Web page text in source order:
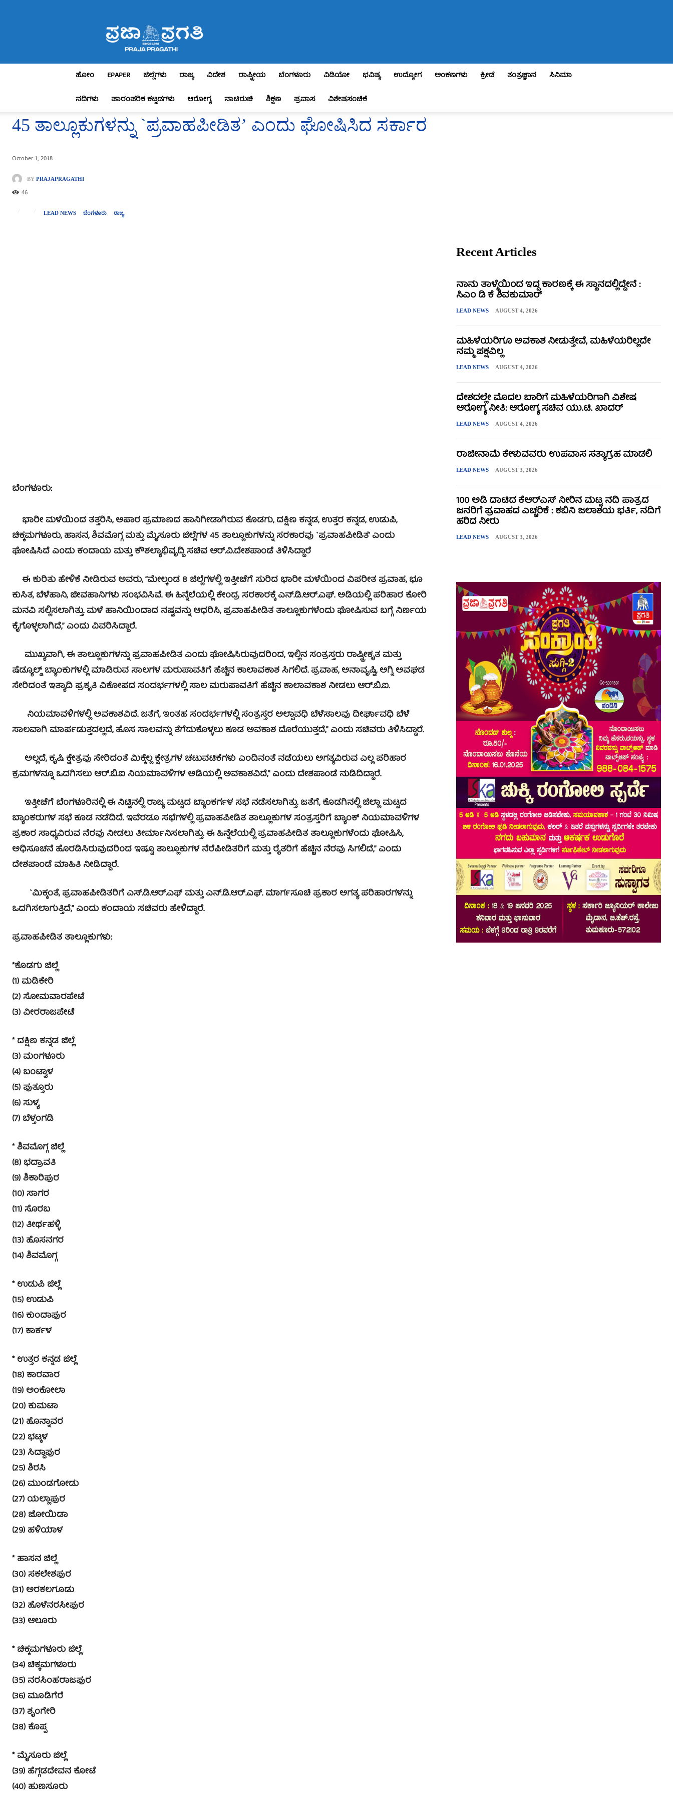
Pragathi
ಹೋಂ EPAPER ಜಿಲ್ಲೆಗಳು ರಾಜ್ಯ ವಿದೇಶ ರಾಷ್ಟ್ರೀಯ ಬೆಂಗಳೂರು ವಿಡಿಯೋ ಭವಿಷ್ಯ ಉದ್ಯೋಗ ಅಂಕಣಗಳು ಕ್ರೀಡೆ ತಂತ್ರಜ್ಞಾನ
ಸಿನಿಮಾ
ನದಿಗಳು
ಪಾರಂಪರಿಕ ಕಟ್ಟಡಗಳು ಆರೋಗ್ಯ ನಾಟಿರುಚಿ ಶಿಕ್ಷಣ ಪ್ರವಾಸ ವಿಶೇಷಸಂಚಿಕೆ
45 ತಾಲ್ಲೂಕುಗಳನ್ನು `ಪ್ರವಾಹಪೀಡಿತ’ ಎಂದು ಘೋಷಿಸಿದ ಸರ್ಕಾರ
October 1, 2018
BY PRAJAPRAGATHI
46
LEAD NEWS ಬೆಂಗಳೂರು ರಾಜ್ಯ
ಬೆಂಗಳೂರು:
ಭಾರೀ ಮಳೆಯಿಂದ ತತ್ತರಿಸಿ, ಅಪಾರ ಪ್ರಮಾಣದ ಹಾನಿಗೀಡಾಗಿರುವ ಕೊಡಗು, ದಕ್ಷಿಣ ಕನ್ನಡ, ಉತ್ತರ ಕನ್ನಡ, ಉಡುಪಿ,
ಚಿಕ್ಕಮಗಳೂರು, ಹಾಸನ, ಶಿವಮೊಗ್ಗ ಮತ್ತು ಮೈಸೂರು ಜಿಲ್ಲೆಗಳ 45 ತಾಲ್ಲೂಕುಗಳನ್ನು ಸರಕಾರವು `ಪ್ರವಾಹಪೀಡಿತ’ ಎಂದು
ಘೋಷಿಸಿದೆ ಎಂದು ಕಂದಾಯ ಮತ್ತು ಕೌಶಲ್ಯಾಭಿವೃದ್ಧಿ ಸಚಿವ ಆರ್.ವಿ.ದೇಶಪಾಂಡೆ ತಿಳಿಸಿದ್ದಾರೆ
ಈ ಕುರಿತು ಹೇಳಿಕೆ ನೀಡಿರುವ ಅವರು, “ಮೇಲ್ಕಂಡ 8 ಜಿಲ್ಲೆಗಳಲ್ಲಿ ಇತ್ತೀಚೆಗೆ ಸುರಿದ ಭಾರೀ ಮಳೆಯಿಂದ ವಿಪರೀತ ಪ್ರವಾಹ, ಭೂ
ಕುಸಿತ, ಬೆಳೆಹಾನಿ, ಜೀವಹಾನಿಗಳು ಸಂಭವಿಸಿವೆ. ಈ ಹಿನ್ನೆಲೆಯಲ್ಲಿ ಕೇಂದ್ರ ಸರಕಾರಕ್ಕೆ ಎನ್.ಡಿ.ಆರ್.ಎಫ್. ಅಡಿಯಲ್ಲಿ ಪರಿಹಾರ ಕೋರಿ
ಮನವಿ ಸಲ್ಲಿಸಲಾಗಿತ್ತು. ಮಳೆ ಹಾನಿಯಿಂದಾದ ನಷ್ಟವನ್ನು ಆಧರಿಸಿ, ಪ್ರವಾಹಪೀಡಿತ ತಾಲ್ಲೂಕುಗಳೆಂದು ಘೋಷಿಸುವ ಬಗ್ಗೆ ನಿರ್ಣಯ
ಕೈಗೊಳ್ಳಲಾಗಿದೆ,” ಎಂದು ವಿವರಿಸಿದ್ದಾರೆ.
ಮುಖ್ಯವಾಗಿ, ಈ ತಾಲ್ಲೂಕುಗಳನ್ನು ಪ್ರವಾಹಪೀಡಿತ ಎಂದು ಘೋಷಿಸಿರುವುದರಿಂದ, ಇಲ್ಲಿನ ಸಂತ್ರಸ್ತರು ರಾಷ್ಟ್ರೀಕೃತ ಮತ್ತು
ಷೆಡ್ಯೂಲ್ಡ್ ಬ್ಯಾಂಕುಗಳಲ್ಲಿ ಮಾಡಿರುವ ಸಾಲಗಳ ಮರುಪಾವತಿಗೆ ಹೆಚ್ಚಿನ ಕಾಲಾವಕಾಶ ಸಿಗಲಿದೆ. ಪ್ರವಾಹ, ಅನಾವೃಷ್ಟಿ, ಅಗ್ನಿ ಅವಘಡ
ಸೇರಿದಂತೆ ಇತ್ಯಾದಿ ಪ್ರಕೃತಿ ವಿಕೋಪದ ಸಂದರ್ಭಗಳಲ್ಲಿ ಸಾಲ ಮರುಪಾವತಿಗೆ ಹೆಚ್ಚಿನ ಕಾಲಾವಕಾಶ ನೀಡಲು ಆರ್.ಬಿ.ಐ.
ನಿಯಮಾವಳಿಗಳಲ್ಲಿ ಅವಕಾಶವಿದೆ. ಜತೆಗೆ, ಇಂತಹ ಸಂದರ್ಭಗಳಲ್ಲಿ ಸಂತ್ರಸ್ತರ ಅಲ್ಪಾವಧಿ ಬೆಳೆಸಾಲವು ದೀರ್ಘಾವಧಿ ಬೆಳೆ
ಸಾಲವಾಗಿ ಮಾರ್ಪಡುತ್ತದಲ್ಲದೆ, ಹೊಸ ಸಾಲವನ್ನು ತೆಗೆದುಕೊಳ್ಳಲು ಕೂಡ ಅವಕಾಶ ದೊರೆಯುತ್ತದೆ,” ಎಂದು ಸಚಿವರು ತಿಳಿಸಿದ್ದಾರೆ.
ಅಲ್ಲದೆ, ಕೃಷಿ ಕ್ಷೇತ್ರವು ಸೇರಿದಂತೆ ಮಿಕ್ಕೆಲ್ಲ ಕ್ಷೇತ್ರಗಳ ಚಟುವಟಿಕೆಗಳು ಎಂದಿನಂತೆ ನಡೆಯಲು ಅಗತ್ಯವಿರುವ ಎಲ್ಲ ಪರಿಹಾರ
ಕ್ರಮಗಳನ್ನೂ ಒದಗಿಸಲು ಆರ್.ಬಿ.ಐ ನಿಯಮಾವಳಿಗಳ ಅಡಿಯಲ್ಲಿ ಅವಕಾಶವಿದೆ,” ಎಂದು ದೇಶಪಾಂಡೆ ನುಡಿದಿದ್ದಾರೆ.
ಇತ್ತೀಚೆಗೆ ಬೆಂಗಳೂರಿನಲ್ಲಿ ಈ ನಿಟ್ಟಿನಲ್ಲಿ ರಾಜ್ಯ ಮಟ್ಟದ ಬ್ಯಾಂಕರ್ಗಳ ಸಭೆ ನಡೆಸಲಾಗಿತ್ತು. ಜತೆಗೆ, ಕೊಡಗಿನಲ್ಲಿ ಜಿಲ್ಲಾ ಮಟ್ಟದ
ಬ್ಯಾಂಕರುಗಳ ಸಭೆ ಕೂಡ ನಡೆದಿದೆ. ಇವೆರಡೂ ಸಭೆಗಳಲ್ಲಿ ಪ್ರವಾಹಪೀಡಿತ ತಾಲ್ಲೂಕುಗಳ ಸಂತ್ರಸ್ತರಿಗೆ ಬ್ಯಾಂಕ್ ನಿಯಮಾವಳಿಗಳ
ಪ್ರಕಾರ ಸಾಧ್ಯವಿರುವ ನೆರವು ನೀಡಲು ತೀರ್ಮಾನಿಸಲಾಗಿತ್ತು. ಈ ಹಿನ್ನೆಲೆಯಲ್ಲಿ ಪ್ರವಾಹಪೀಡಿತ ತಾಲ್ಲೂಕುಗಳೆಂದು ಘೋಷಿಸಿ,
ಅಧಿಸೂಚನೆ ಹೊರಡಿಸಿರುವುದರಿಂದ ಇಷ್ಟೂ ತಾಲ್ಲೂಕುಗಳ ನೆರೆಪೀಡಿತರಿಗೆ ಮತ್ತು ರೈತರಿಗೆ ಹೆಚ್ಚಿನ ನೆರವು ಸಿಗಲಿದೆ,” ಎಂದು
ದೇಶಪಾಂಡೆ ಮಾಹಿತಿ ನೀಡಿದ್ದಾರೆ.
`ಮಿಕ್ಕಂತೆ, ಪ್ರವಾಹಪೀಡಿತರಿಗೆ ಎಸ್.ಡಿ.ಆರ್.ಎಫ್ ಮತ್ತು ಎನ್.ಡಿ.ಆರ್.ಎಫ್. ಮಾರ್ಗಸೂಚಿ ಪ್ರಕಾರ ಅಗತ್ಯ ಪರಿಹಾರಗಳನ್ನು
ಒದಗಿಸಲಾಗುತ್ತಿದೆ,” ಎಂದು ಕಂದಾಯ ಸಚಿವರು ಹೇಳಿದ್ದಾರೆ.
ಪ್ರವಾಹಪೀಡಿತ ತಾಲ್ಲೂಕುಗಳು:
*ಕೊಡಗು ಜಿಲ್ಲೆ
(1) ಮಡಿಕೇರಿ
(2) ಸೋಮವಾರಪೇಟೆ
(3) ವೀರರಾಜಪೇಟೆ
* ದಕ್ಷಿಣ ಕನ್ನಡ ಜಿಲ್ಲೆ
(3) ಮಂಗಳೂರು
(4) ಬಂಟ್ವಾಳ
(5) ಪುತ್ತೂರು
(6) ಸುಳ್ಯ
(7) ಬೆಳ್ತಂಗಡಿ
* ಶಿವಮೊಗ್ಗ ಜಿಲ್ಲೆ
(8) ಭದ್ರಾವತಿ
(9) ಶಿಕಾರಿಪುರ
(10) ಸಾಗರ
(11) ಸೊರಬ
(12) ತೀರ್ಥಹಳ್ಳಿ
(13) ಹೊಸನಗರ
(14) ಶಿವಮೊಗ್ಗ
* ಉಡುಪಿ ಜಿಲ್ಲೆ
(15) ಉಡುಪಿ
(16) ಕುಂದಾಪುರ
(17) ಕಾರ್ಕಳ
* ಉತ್ತರ ಕನ್ನಡ ಜಿಲ್ಲೆ
(18) ಕಾರವಾರ
(19) ಅಂಕೋಲಾ
(20) ಕುಮಟಾ
(21) ಹೊನ್ನಾವರ
(22) ಭಟ್ಕಳ
(23) ಸಿದ್ದಾಪುರ
(25) ಶಿರಸಿ
(26) ಮುಂಡಗೋಡು
(27) ಯಲ್ಲಾಪುರ
(28) ಜೋಯಿಡಾ
(29) ಹಳಿಯಾಳ
* ಹಾಸನ ಜಿಲ್ಲೆ
(30) ಸಕಲೇಶಪುರ
(31) ಅರಕಲಗೂಡು
(32) ಹೊಳೆನರಸೀಪುರ
(33) ಆಲೂರು
* ಚಿಕ್ಕಮಗಳೂರು ಜಿಲ್ಲೆ
(34) ಚಿಕ್ಕಮಗಳೂರು
(35) ನರಸಿಂಹರಾಜಪುರ
(36) ಮೂಡಿಗೆರೆ
(37) ಶೃಂಗೇರಿ
(38) ಕೊಪ್ಪ
* ಮೈಸೂರು ಜಿಲ್ಲೆ
(39) ಹೆಗ್ಗಡದೇವನ ಕೋಟೆ
(40) ಹುಣಸೂರು
Recent Articles
ನಾನು ತಾಳ್ಮೆಯಿಂದ ಇದ್ದ ಕಾರಣಕ್ಕೆ ಈ ಸ್ಥಾನದಲ್ಲಿದ್ದೇನೆ :
ಸಿಎಂ ಡಿ ಕೆ ಶಿವಕುಮಾರ್
LEAD NEWS AUGUST 4, 2026
ಮಹಿಳೆಯರಿಗೂ ಅವಕಾಶ ನೀಡುತ್ತೇವೆ, ಮಹಿಳೆಯರಿಲ್ಲದೇ
ನಮ್ಮ ಪಕ್ಷವಿಲ್ಲ
LEAD NEWS AUGUST 4, 2026
ದೇಶದಲ್ಲೇ ಮೊದಲ ಬಾರಿಗೆ ಮಹಿಳೆಯರಿಗಾಗಿ ವಿಶೇಷ
ಆರೋಗ್ಯ ನೀತಿ: ಆರೋಗ್ಯ ಸಚಿವ ಯು.ಟಿ. ಖಾದರ್
LEAD NEWS AUGUST 4, 2026
ರಾಜೀನಾಮೆ ಕೇಳುವವರು ಉಪವಾಸ ಸತ್ಯಾಗ್ರಹ ಮಾಡಲಿ
LEAD NEWS AUGUST 3, 2026
100 ಅಡಿ ದಾಟಿದ ಕೆಆರ್‌ಎಸ್ ನೀರಿನ ಮಟ್ಟ ನದಿ ಪಾತ್ರದ
ಜನರಿಗೆ ಪ್ರವಾಹದ ಎಚ್ಚರಿಕೆ : ಕಬಿನಿ ಜಲಾಶಯ ಭರ್ತಿ, ನದಿಗೆ
ಹರಿದ ನೀರು
LEAD NEWS AUGUST 3, 2026